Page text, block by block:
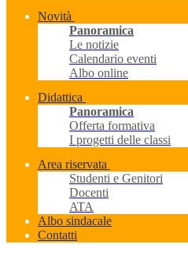
Novità
Panoramica
Le notizie
Calendario eventi
Albo online
Didattica
Panoramica
Offerta formativa
I progetti delle classi
Area riservata
Studenti e Genitori
Docenti
ATA
Albo sindacale
Contatti